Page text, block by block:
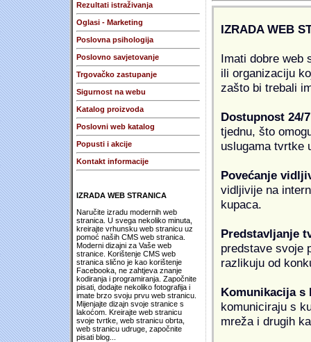
Rezultati istraživanja
Oglasi - Marketing
Poslovna psihologija
Poslovno savjetovanje
Trgovačko zastupanje
Sigurnost na webu
Katalog proizvoda
Poslovni web katalog
Popusti i akcije
Kontakt informacije
IZRADA WEB STRANICA
Naručite izradu modernih web
stranica. U svega nekoliko minuta,
kreirajte vrhunsku web stranicu uz
pomoć naših CMS web stranica.
Moderni dizajni za Vaše web
stranice. Korištenje CMS web
stranica slično je kao korištenje
Facebooka, ne zahtjeva znanje
kodiranja i programiranja. Započnite
pisati, dodajte nekoliko fotografija i
imate brzo svoju prvu web stranicu.
Mijenjajte dizajn svoje stranice s
lakoćom. Kreirajte web stranicu
svoje tvrtke, web stranicu obrta,
web stranicu udruge, započnite
pisati blog...
IZRADA WEB
Imati dobre web
ili organizaciju
zašto bi trebali
Dostupnost 24/7
tjednu, što
uslugama tvrtke
Povećanje
vidljivije na
kupaca.
Predstavljanje
predstave svoje
razlikuju od
Komunikacija s
komuniciraju s
mreža i drugih